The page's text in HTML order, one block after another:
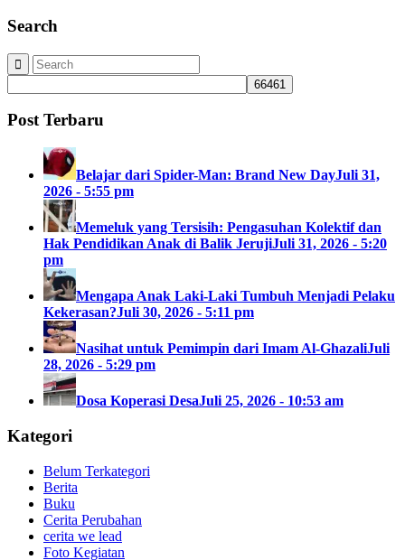
Search
Post Terbaru
Belajar dari Spider-Man: Brand New DayJuli 31,
2026 - 5:55 pm
Memeluk yang Tersisih: Pengasuhan Kolektif dan
Hak Pendidikan Anak di Balik JerujiJuli 31, 2026 - 5:20
pm
Mengapa Anak Laki-Laki Tumbuh Menjadi Pelaku
Kekerasan?Juli 30, 2026 - 5:11 pm
Nasihat untuk Pemimpin dari Imam Al-GhazaliJuli
28, 2026 - 5:29 pm
Dosa Koperasi DesaJuli 25, 2026 - 10:53 am
Kategori
Belum Terkategori
Berita
Buku
Cerita Perubahan
cerita we lead
Foto Kegiatan